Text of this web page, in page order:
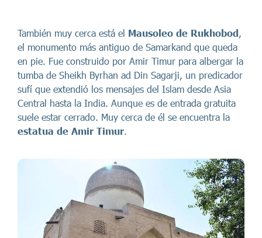
También muy cerca está el Mausoleo de Rukhobod,
el monumento más antiguo de Samarkand que queda
en pie. Fue construido por Amir Timur para albergar la
tumba de Sheikh Byrhan ad Din Sagarji, un predicador
sufí que extendió los mensajes del Islam desde Asia
Central hasta la India. Aunque es de entrada gratuita
suele estar cerrado. Muy cerca de él se encuentra la
estatua de Amir Timur.